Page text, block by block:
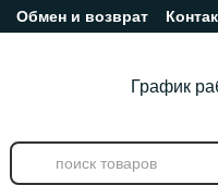
Обмен и возврат
График